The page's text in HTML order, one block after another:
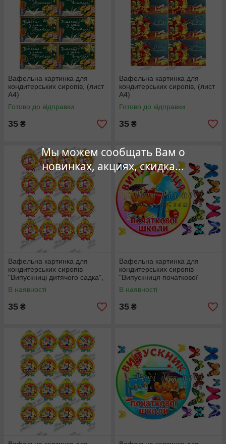
Мы можем сообщать Вам о
новинках, акциях, скидка...
Вафельна картинка для
кондитерських сиропів, (лист
А4)
Готово до відправки
35 ₴
Вафельна картинка для
кондитерських сиропів, (лист
А4)
Готово до відправки
35 ₴
Вафельна картинка для
кондитерських сиропів
"Випускниці дитячого садка",
(лист А4)
В наявності
35 ₴
Вафельна картинка для
кондитерських сиропів
"Випускниця початкової
школи", (лист А4)
В наявності
35 ₴